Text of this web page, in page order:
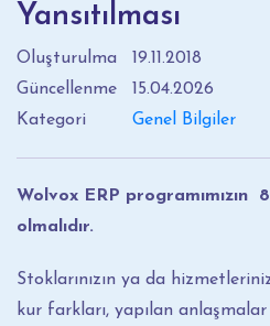
Yansıtılması
Oluşturulma
19.11.2018
Güncellenme
15.04.2026
Kategori
Genel Bilgiler
Wolvox ERP programımızın
olmalıdır.
Stoklarınızın ya da
kur farkları, yapılan